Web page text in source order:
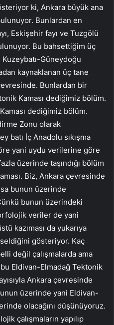
ki, Ankara büyük ana
Bunlardan en
Eskişehir fayı ve Tuzgölü
Bu bahsettiğim üç
Kuzeybatı-Güneydoğu
kaynaklanan üç tane
Bunlardan bir
Kaması dediğimiz bölüm.
dediğimiz bölüm.
Zonu olarak
batı İç Anadolu sıkışma
yani uydu verilerine göre
üzerinde taşındığı bölüm
Biz, Ankara çevresinde
bunun üzerinde
bunun üzerindeki
veriler de yani
kazıması da yukarıya
gösteriyor. Kaç
değil çalışmalarda ama
Eldivan-Elmadağ Tektonik
Ankara çevresinde
üzerinde yani Eldivan-
olacağını düşünüyoruz.
çalışmaların yapılıp